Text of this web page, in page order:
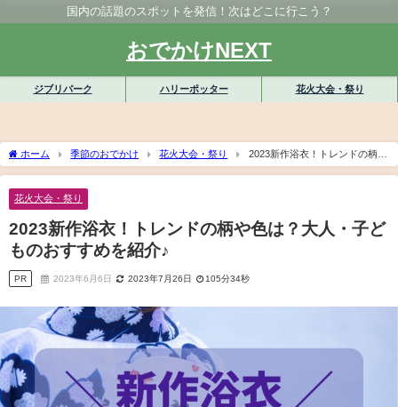
国内の話題のスポットを発信！次はどこに行こう？
おでかけNEXT
ジブリパーク ハリーポッター 花火大会・祭り
ホーム 季節のおでかけ 花火大会・祭り
2023新作浴衣！トレンドの柄や
色は？大人・子どものおすすめを紹介♪
花火大会・祭り
2023新作浴衣！トレンドの柄や色は？大人・子ど
ものおすすめを紹介♪
PR 2023年6月6日 2023年7月26日 105分34秒